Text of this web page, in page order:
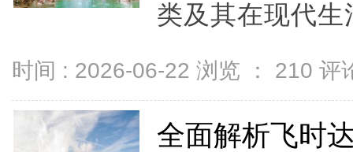
类及其在现代
时间 : 2026-06-22 浏览 ： 210 评
全面解析飞时